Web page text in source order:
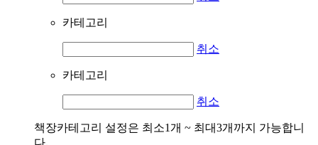
카테고리
취소
카테고리
취소
책장카테고리 설정은 최소1개 ~ 최대3개까지 가능합니
다.